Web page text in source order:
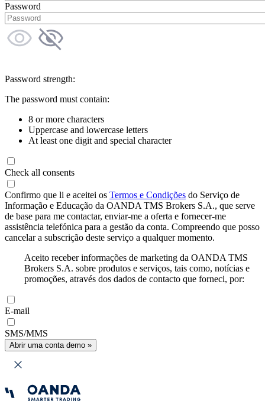
Password
Password strength:
The password must contain:
8 or more characters
Uppercase and lowercase letters
At least one digit and special character
Check all consents
Confirmo que li e aceitei os Termos e Condições do Serviço de
Informação e Educação da OANDA TMS Brokers S.A., que serve
de base para me contactar, enviar-me a oferta e fornecer-me
assistência telefónica para a gestão da conta. Compreendo que posso
cancelar a subscrição deste serviço a qualquer momento.
Aceito receber informações de marketing da OANDA TMS
Brokers S.A. sobre produtos e serviços, tais como, notícias e
promoções, através dos dados de contacto que forneci, por:
E-mail
SMS/MMS
Abrir uma conta demo »